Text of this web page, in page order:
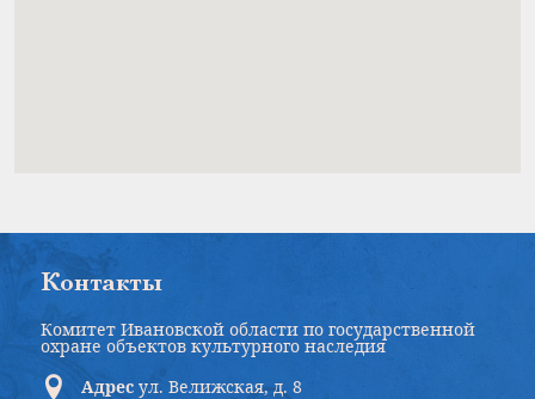
Контакты
Комитет Ивановской области по государственной
охране объектов культурного наследия
Адрес ул. Велижская, д. 8